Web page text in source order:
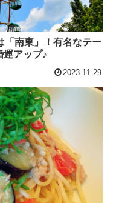
「南東」！有名なテー
運アップ♪
2023.11.29